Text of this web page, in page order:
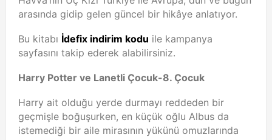
arasında gidip gelen güncel bir hikâye anlatıyor.
Bu kitabı İdefix indirim kodu ile kampanya
sayfasını takip ederek alabilirsiniz.
Harry Potter ve Lanetli Çocuk-8. Çocuk
Harry ait olduğu yerde durmayı reddeden bir
geçmişle boğuşurken, en küçük oğlu Albus da
istemediği bir aile mirasının yükünü omuzlarında